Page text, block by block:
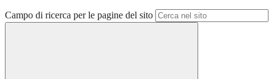
Campo di ricerca per le pagine del sito